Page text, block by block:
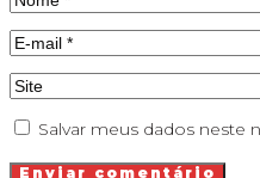
Salvar meus dados neste